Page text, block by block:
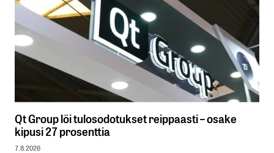
Qt Group löi tulosodotukset reippaasti – osake
kipusi 27 prosenttia
7.8.2026